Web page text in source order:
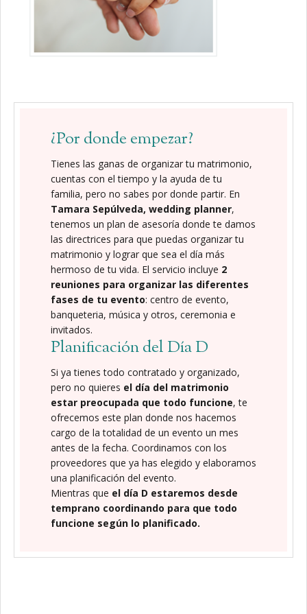
¿Por donde empezar?
Tienes las ganas de organizar tu matrimonio,
cuentas con el tiempo y la ayuda de tu
familia, pero no sabes por donde partir. En
Tamara Sepúlveda, wedding planner,
tenemos un plan de asesoría donde te damos
las directrices para que puedas organizar tu
matrimonio y lograr que sea el día más
hermoso de tu vida. El servicio incluye 2
reuniones para organizar las diferentes
fases de tu evento: centro de evento,
banqueteria, música y otros, ceremonia e
invitados.
Planificación del Día D
Si ya tienes todo contratado y organizado,
pero no quieres el día del matrimonio
estar preocupada que todo funcione, te
ofrecemos este plan donde nos hacemos
cargo de la totalidad de un evento un mes
antes de la fecha. Coordinamos con los
proveedores que ya has elegido y elaboramos
una planificación del evento.
Mientras que el día D estaremos desde
temprano coordinando para que todo
funcione según lo planificado.